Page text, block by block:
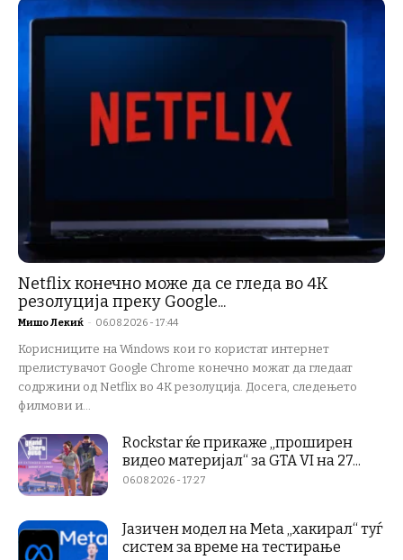
Netflix конечно може да се гледа во 4K
резолуција преку Google...
Мишо Лекиќ - 06.08.2026 - 17:44
Корисниците на Windows кои го користат интернет
прелистувачот Google Chrome конечно можат да гледаат
содржини од Netflix во 4K резолуција. Досега, следењето
филмови и...
Rockstar ќе прикаже „проширен
видео материјал“ за GTA VI на 27...
06.08.2026 - 17:27
Јазичен модел на Meta „хакирал“ туѓ
систем за време на тестирање